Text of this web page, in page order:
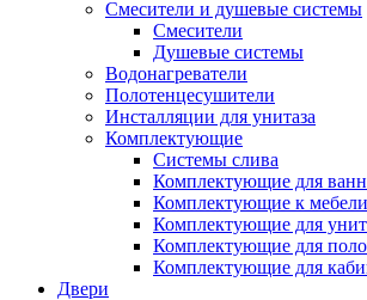
Смесители и душевые системы
Смесители
Душевые системы
Водонагреватели
Полотенцесушители
Инсталляции для унитаза
Комплектующие
Системы слива
Комплектующие для
Комплектующие к
Комплектующие для
Комплектующие для
Комплектующие для
Двери